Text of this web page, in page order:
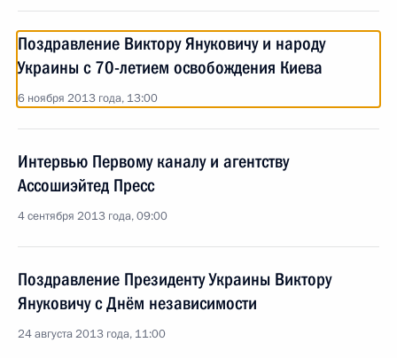
Поздравление Виктору Януковичу и народу
Украины с 70-летием освобождения Киева
6 ноября 2013 года, 13:00
Интервью Первому каналу и агентству
Ассошиэйтед Пресс
4 сентября 2013 года, 09:00
Поздравление Президенту Украины Виктору
Януковичу с Днём независимости
24 августа 2013 года, 11:00